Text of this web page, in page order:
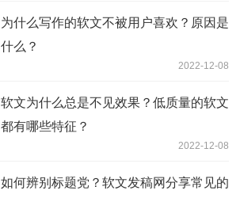
为什么写作的软文不被用户喜欢？原因是
什么？
2022-12-08
软文为什么总是不见效果？低质量的软文
都有哪些特征？
2022-12-08
如何辨别标题党？软文发稿网分享常见的